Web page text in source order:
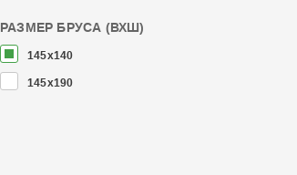
РАЗМЕР БРУСА (ВХШ)
145x140
145x190